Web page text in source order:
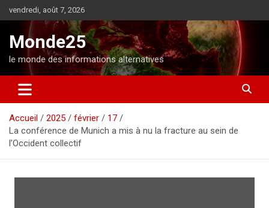
l
o
n
vendredi, août 7, 2026
Monde25
le monde des informations alternatives
Accueil 2025 février
17
La conférence de Munich a mis à nu la fracture au sein de
l’Occident collectif